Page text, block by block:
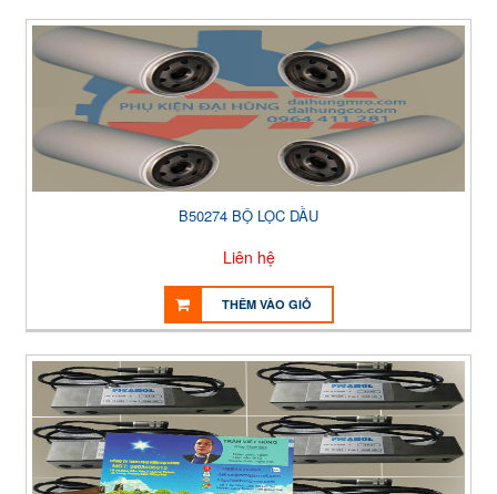
B50274 BỘ LỌC DẦU
Liên hệ
THÊM VÀO GIỎ